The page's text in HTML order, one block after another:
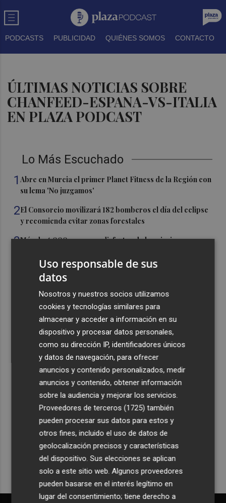
PODCASTS PUBLICIDAD QUIÉNES SOMOS CONTACTO
ÚLTIMAS NOTICIAS SOBRE
CHANFEED-ESPANA-VS-ITALIA
EN PLAZA PODCAST
Lo Más Escuchado
1Abre en Murcia el primer Planet Fitness de la Región con
su lema 'No juzgamos'
2El Consorcio movilizará 182 bomberos el día del eclipse
y recomienda evitar zonas forestales
3Más de 4.000 personas disfrutan de las piscinas
semanas
Alicante concede licencia a Digital Corner para que
restaure la legalidad en los antiguos cines de Panoramis
donde está la sede de la Cámara
Elche inicia el trámite para declarar las Embajadas de
Moros y Cristianos como Bien de Relevancia Local
Recibe toda la actualidad de
Plaza Podcast en tu correo
Quiero suscribirme
Uso responsable de sus
datos
Nosotros y nuestros socios utilizamos
cookies y tecnologías similares para
almacenar y acceder a información en su
dispositivo y procesar datos personales,
como su dirección IP, identificadores únicos
y datos de navegación, para ofrecer
anuncios y contenido personalizados, medir
anuncios y contenido, obtener información
sobre la audiencia y mejorar los servicios.
Proveedores de terceros (1725) también
pueden procesar sus datos para estos y
otros fines, incluido el uso de datos de
geolocalización precisos y características
del dispositivo. Sus elecciones se aplican
solo a este sitio web. Algunos proveedores
pueden basarse en el interés legítimo en
lugar del consentimiento; tiene derecho a